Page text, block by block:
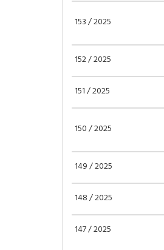
153 / 2025
152 / 2025
151 / 2025
150 / 2025
149 / 2025
148 / 2025
147 / 2025